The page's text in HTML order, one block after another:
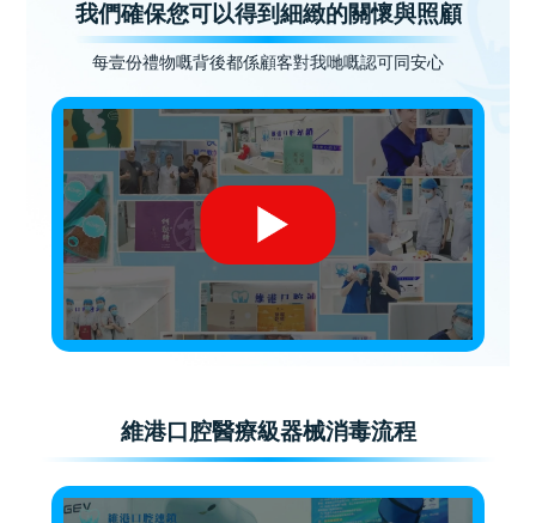
我們確保您可以得到細緻的關懷與照顧
每壹份禮物嘅背後都係顧客對我哋嘅認可同安心
維港口腔醫療級器械消毒流程